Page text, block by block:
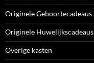
Originele Geboortecadeaus
Originele Huwelijkscadeaus
Overige kasten